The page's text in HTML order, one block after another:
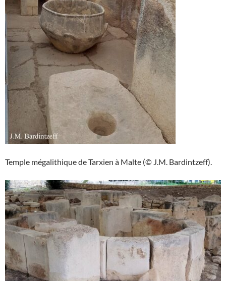
Temple mégalithique de Tarxien à Malte (© J.M. Bardintzeff).